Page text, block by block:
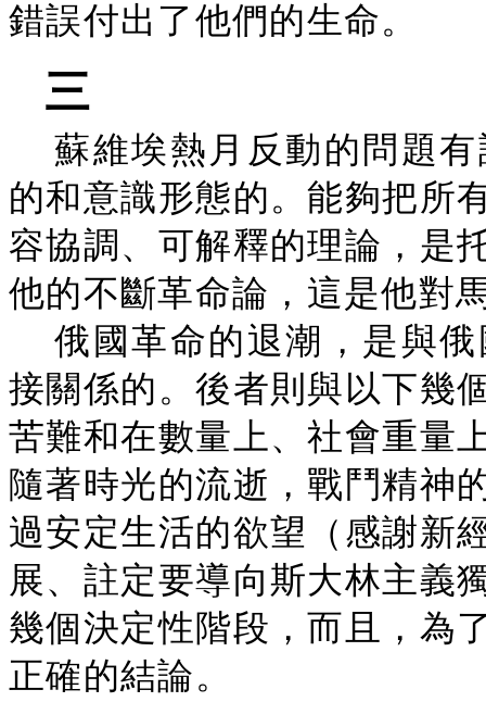
錯誤付出了他們的生命。
三
蘇維埃熱月反動的問題
的和意識形態的。能夠把所
容協調、可解釋的理論，是
他的不斷革命論，這是他對
俄國革命的退潮，是與
接關係的。後者則與以下幾
苦難和在數量上、社會重量
隨著時光的流逝，戰鬥精神
過安定生活的欲望（感謝新
展、註定要導向斯大林主義
幾個決定性階段，而且，為
正確的結論。